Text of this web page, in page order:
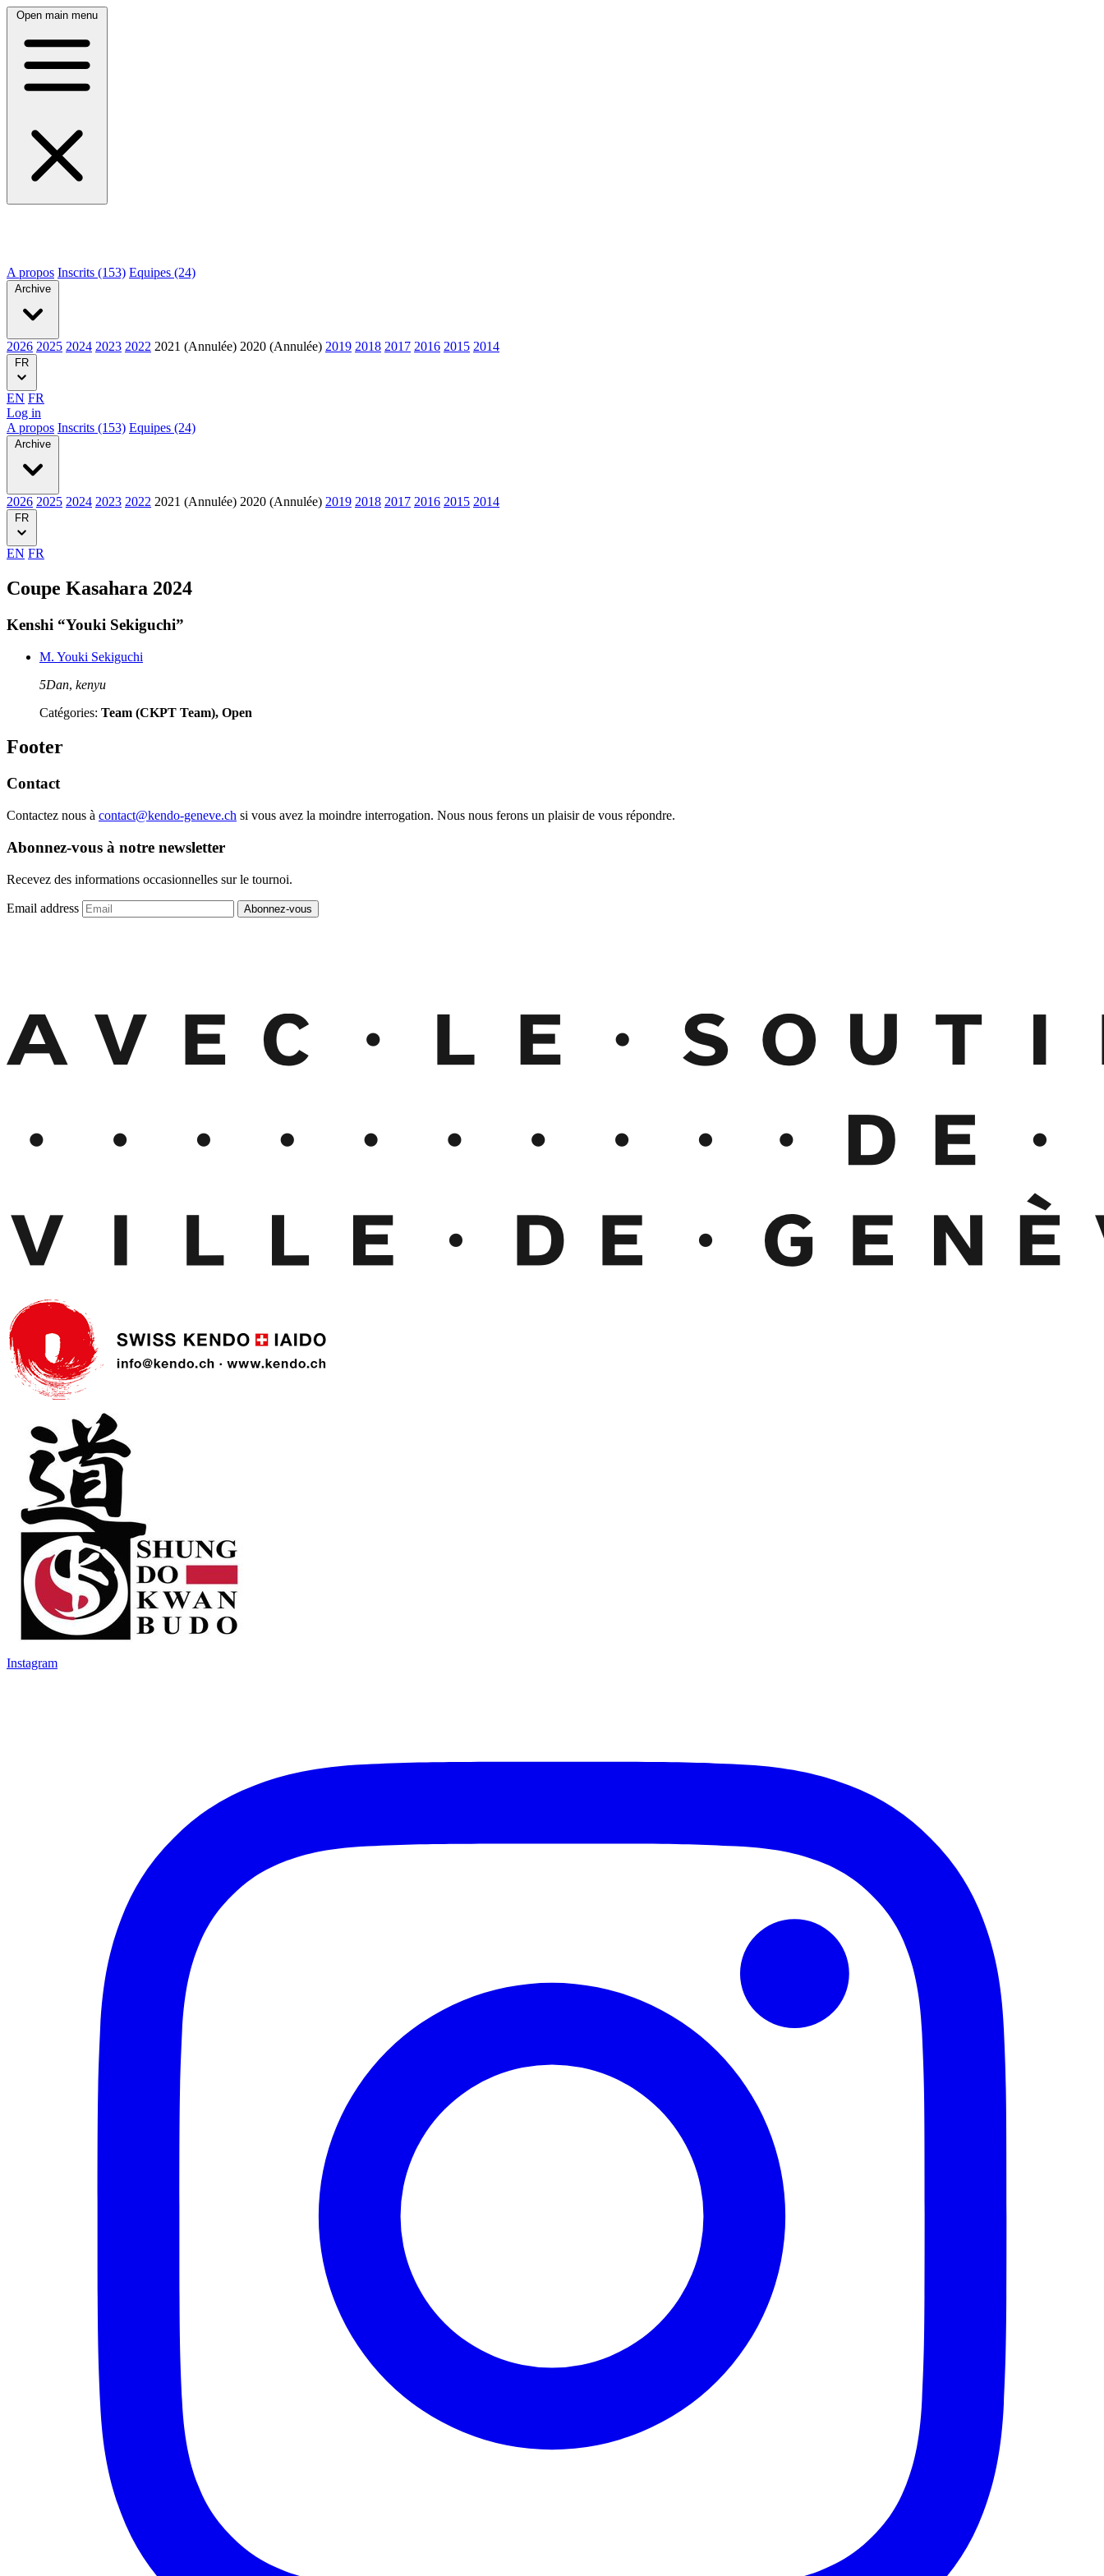
Open main menu
A propos Inscrits (153) Equipes (24)
Archive
2026 2025 2024 2023 2022 2021 (Annulée) 2020 (Annulée) 2019 2018 2017 2016 2015 2014
FR
EN FR
Log in
A propos Inscrits (153) Equipes (24)
Archive
2026 2025 2024 2023 2022 2021 (Annulée) 2020 (Annulée) 2019 2018 2017 2016 2015 2014
FR
EN FR
Coupe Kasahara 2024
Kenshi “Youki Sekiguchi”
M. Youki Sekiguchi
5Dan, kenyu
Catégories: Team (CKPT Team), Open
Footer
Contact
Contactez nous à contact@kendo-geneve.ch si vous avez la moindre interrogation. Nous nous ferons un plaisir de vous répondre.
Abonnez-vous à notre newsletter
Recevez des informations occasionnelles sur le tournoi.
Email address Abonnez-vous
Instagram